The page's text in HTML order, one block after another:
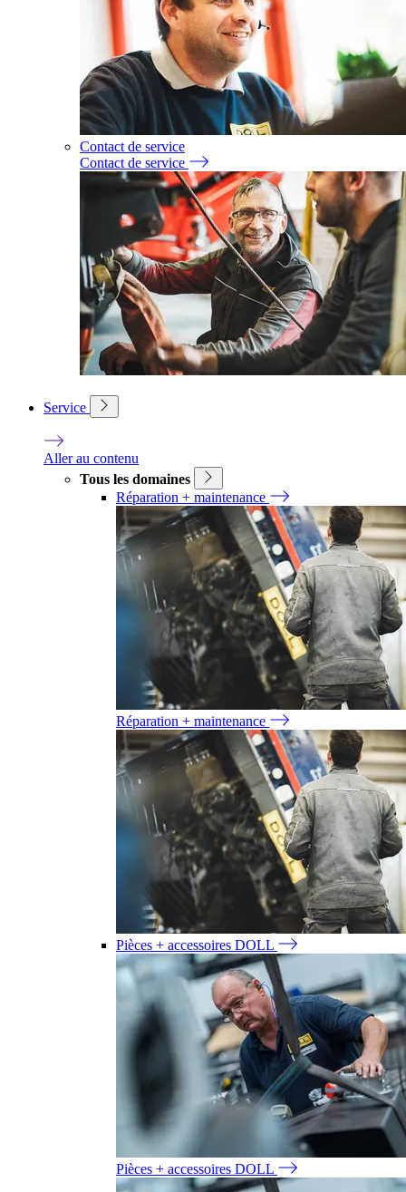
Contact de service
Contact de service
Service
Aller au contenu
Tous les domaines
Réparation + maintenance
Réparation + maintenance
Pièces + accessoires DOLL
Pièces + accessoires DOLL